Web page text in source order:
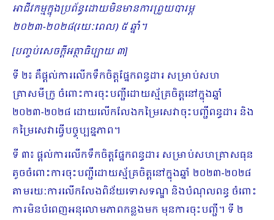
អាជីវកម្មក្នុងប្រព័ន្ធដោយមិនមានការព្រួយបារម្ភ
២០២៣-២០២៨(រយៈពេល) ៥ ឆ្នាំ។
[បញ្ចប់សេចក្ដីអត្ថាធិប្បាយ ៣]
ទី ២៖ គឺផ្តល់ការលើកទឹកចិត្តផ្នែកពន្ធដារ សម្រាប់សហ
គ្រាសមីក្រូ ចំពោះការចុះបញ្ជីដោយស្ម័គ្រចិត្តនៅក្នុងឆ្នាំ
២០២៣-២០២៨ ដោយលើកលែងកម្រៃសេវាចុះបញ្ជីពន្ធដារ និង
កម្រៃសេវាធ្វើបច្ចុប្បន្នភាព។
ទី ៣៖ ផ្តល់ការលើកទឹកចិត្តផ្នែកពន្ធដារ សម្រាប់សហគ្រាសធុន
តូចចំពោះការចុះបញ្ជីដោយស្ម័គ្រចិត្តនៅក្នុងឆ្នាំ ២០២៣-២០២៨
តាមរយៈការលើកលែងពិន័យទោសទណ្ឌ និងបំណុលពន្ធ ចំពោះ
ការមិនបំពេញអនុលោមភាពកន្លងមក មុនការចុះបញ្ជី។ ទី ២